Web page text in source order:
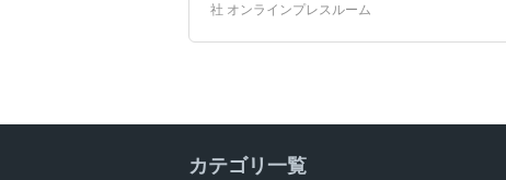
地方自治体
電子認証
電子印鑑GMOサイン
社 オンラインプレスルーム
カテゴリ一覧